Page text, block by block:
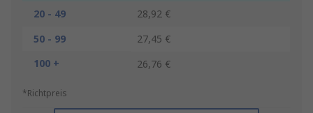
20 - 49
28,92 €
50 - 99
27,45 €
100 +
26,76 €
*Richtpreis